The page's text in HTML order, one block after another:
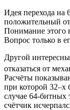
Идея перехода на
положительный
Понимание этого
Вопрос только в
Другой
отказаться от
Расчёты
при которой 32–х
случае 64-битных
счётчик